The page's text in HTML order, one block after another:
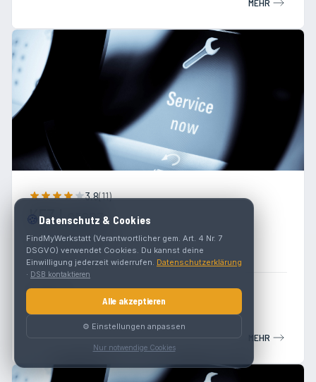
MEHR
3.8(11)
KFZ Lorenz
ReschenStraße 2
6522 Prutz
Werkstatt
MEHR
🍪 Datenschutz & Cookies
FindMyWerkstatt (Verantwortlicher gem. Art. 4 Nr. 7
DSGVO) verwendet Cookies. Du kannst deine
Einwilligung jederzeit widerrufen. Datenschutzerklärung
· DSB kontaktieren
Alle akzeptieren
⚙️ Einstellungen anpassen
Nur notwendige Cookies